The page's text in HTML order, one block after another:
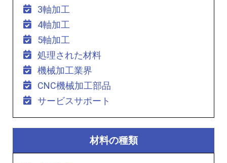
3軸加工
4軸加工
5軸加工
処理された材料
機械加工業界
CNC機械加工部品
サービスサポート
材料の種類